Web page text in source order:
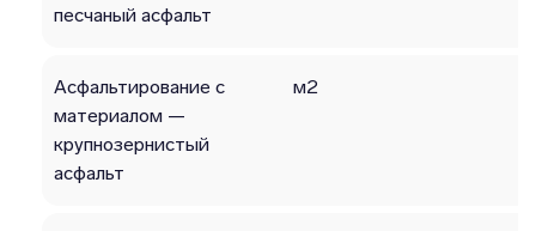
песчаный асфальт
Асфальтирование с
материалом —
крупнозернистый
асфальт
м2